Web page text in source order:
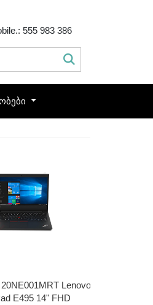
555 983 386
Lenovo
E495 14" FHD